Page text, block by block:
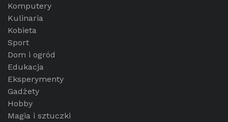
Komputery
Kulinaria
Kobieta
Sport
Dom i ogród
Edukacja
Eksperymenty
Gadżety
Hobby
Magia i sztuczki